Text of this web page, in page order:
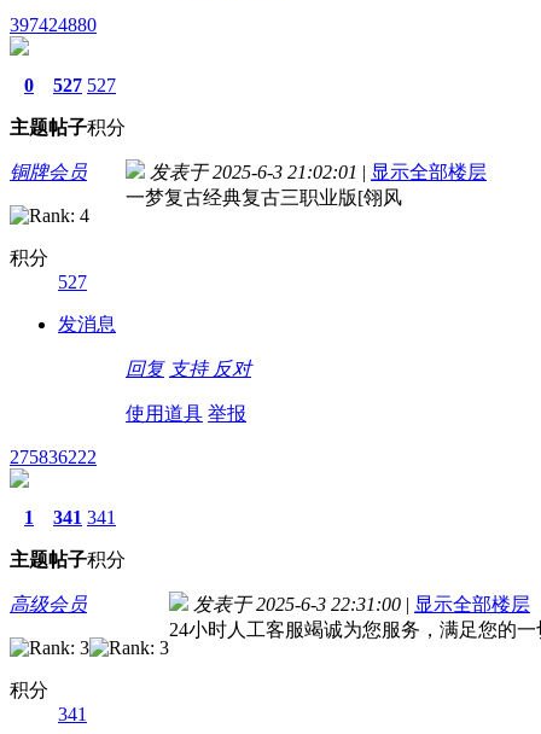
397424880
0
主题
527
帖子
527
积分
铜牌会员
积分
527
发消息
发表于 2025-6-3 21:02:01 | 显示全部楼层
一梦复古经典复古三职业版[翎风
回复 支持 反对
使用道具 举报
275836222
1
主题
341
帖子
341
积分
高级会员
积分
341
发表于 2025-6-3 22:31:00 | 显示全部楼层
24小时人工客服竭诚为您服务，满足您的一